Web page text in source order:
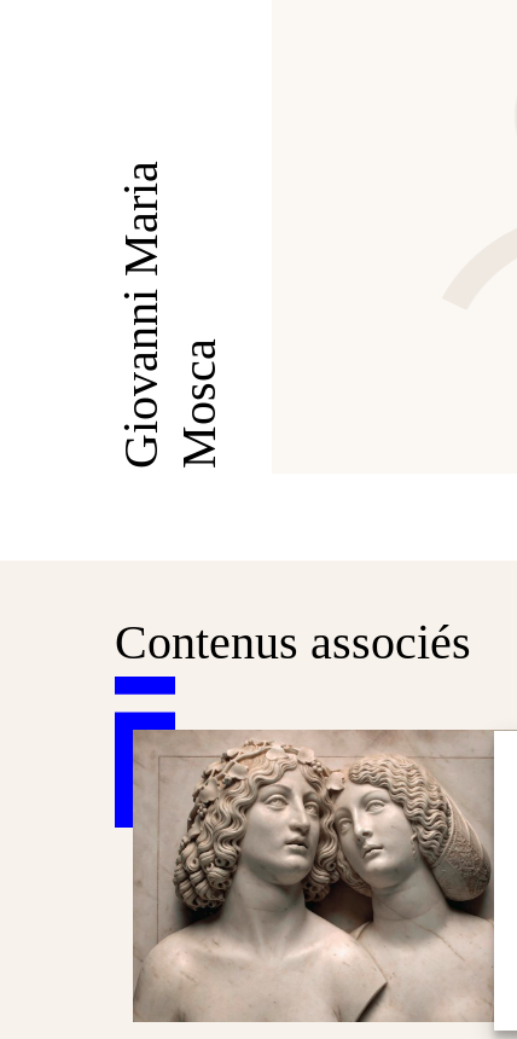
Giovanni Maria Mosca
Contenus associés